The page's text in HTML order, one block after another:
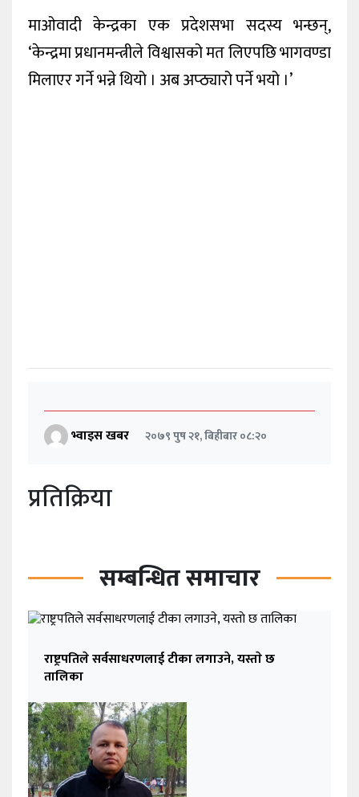
माओवादी केन्द्रका एक प्रदेशसभा सदस्य भन्छन्,
‘केन्द्रमा प्रधानमन्त्रीले विश्वासको मत लिएपछि भागवण्डा
मिलाएर गर्ने भन्ने थियो । अब अप्ठ्यारो पर्ने भयो ।’
भ्वाइस खबर २०७९ पुष २१, बिहीबार ०८:२०
प्रतिक्रिया
सम्बन्धित समाचार
राष्ट्रपतिले सर्वसाधरणलाई टीका लगाउने, यस्ताे छ
तालिका